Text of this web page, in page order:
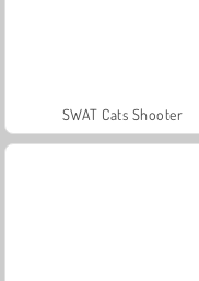
SWAT Cats Shooter